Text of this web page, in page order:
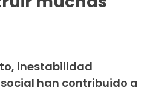
inestabilidad
han contribuido a